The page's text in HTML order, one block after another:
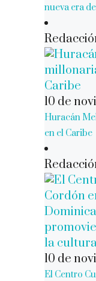
nueva era
10 de
Huracán
en el Caribe
10 de
El Centro